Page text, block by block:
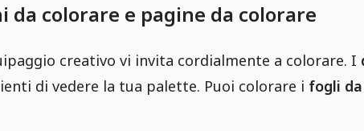
da colorare e pagine da colorare
creativo vi invita cordialmente a colorare. I
di vedere la tua palette. Puoi colorare i fogli